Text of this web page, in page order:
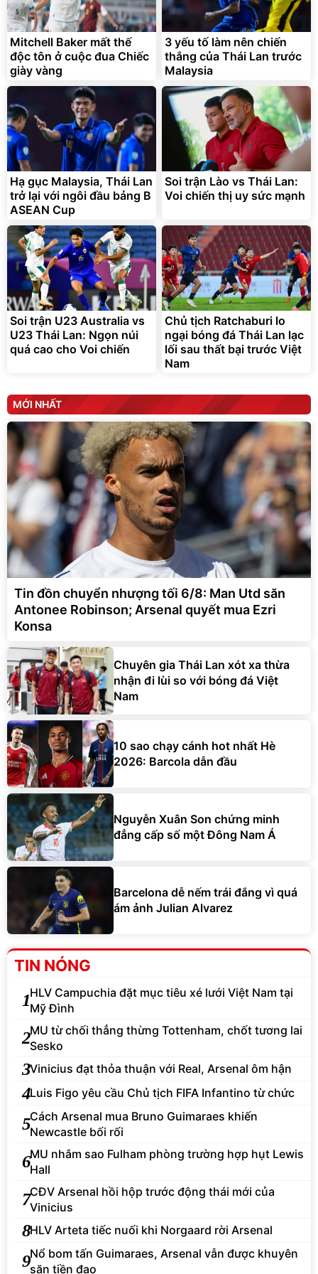
Bạt phủ xe ô tô cao cấp,
tráng nhôm 03 lớp
392.000
325.000đ
Đã bán nhiều
Xe đạp điện trợ lực G-
Force C14 gấp gọn bỏ cốp
tiện lợi
9.900.000đ
7.092.000đ
Đang xem nhiều
Mitchell Baker mất thế
độc tôn ở cuộc đua Chiếc
giày vàng
3 yếu tố làm nên chiến
thắng của Thái Lan trước
Malaysia
Hạ gục Malaysia, Thái Lan
trở lại với ngôi đầu bảng B
ASEAN Cup
Soi trận Lào vs Thái Lan:
Voi chiến thị uy sức mạnh
Soi trận U23 Australia vs
U23 Thái Lan: Ngọn núi
quá cao cho Voi chiến
Chủ tịch Ratchaburi lo
ngại bóng đá Thái Lan lạc
lối sau thất bại trước Việt
Nam
MỚI NHẤT
Tin đồn chuyển nhượng tối 6/8: Man Utd săn
Antonee Robinson; Arsenal quyết mua Ezri
Konsa
Chuyên gia Thái Lan xót xa thừa
nhận đi lùi so với bóng đá Việt
Nam
10 sao chạy cánh hot nhất Hè
2026: Barcola dẫn đầu
Nguyễn Xuân Son chứng minh
đẳng cấp số một Đông Nam Á
Barcelona dễ nếm trái đắng vì quá
ám ảnh Julian Alvarez
TIN NÓNG
1HLV Campuchia đặt mục tiêu xé lưới Việt Nam tại
Mỹ Đình
2MU từ chối thẳng thừng Tottenham, chốt tương lai
Sesko
3Vinicius đạt thỏa thuận với Real, Arsenal ôm hận
4Luis Figo yêu cầu Chủ tịch FIFA Infantino từ chức
5Cách Arsenal mua Bruno Guimaraes khiến
Newcastle bối rối
6MU nhắm sao Fulham phòng trường hợp hụt Lewis
Hall
7CĐV Arsenal hồi hộp trước động thái mới của
Vinicius
8HLV Arteta tiếc nuối khi Norgaard rời Arsenal
9Nổ bom tấn Guimaraes, Arsenal vẫn được khuyên
săn tiền đạo